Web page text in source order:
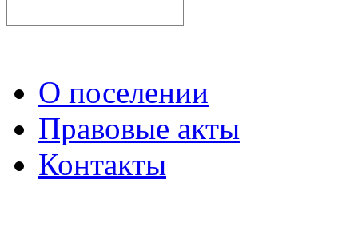
О поселении
Правовые акты
Контакты